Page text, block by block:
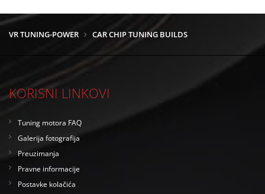
VR TUNING-POWER CAR CHIP TUNING BUILDS
KORISNI LINKOVI
Tuning motora FAQ
Galerija fotografija
Preuzimanja
Pravne informacije
Postavke kolačića